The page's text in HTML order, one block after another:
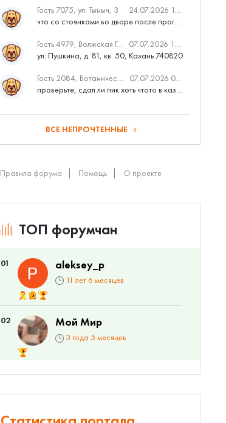
Гость 7075, ул. Тыныч, 3 24.07.2026 14:01
что со стоянками во дворе после программы наш двор
Гость 4979, Волжская Гавань
07.07.2026 10:53
ул. Пушкина, д. 81, кв. 50, Казань 740820
Гость 2084, Ботаническая 3 (ПИК, бизнес-класс) 07.07.2026 07:28
проверьте, сдал ли пик хоть чтото в казани вовремя?
ВСЕ НЕПРОЧТЕННЫЕ
Правила форума Помощь О проекте
ТОП форумчан
01 aleksey_p
11 лет 6 месяцев
02 Мой Мир
3 года 5 месяцев